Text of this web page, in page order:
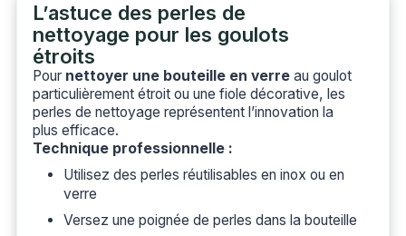
L’astuce des perles de
nettoyage pour les goulots
étroits
Pour nettoyer une bouteille en verreau goulot
particulièrement étroit ou une fiole décorative, les
perles de nettoyage représentent l’innovation la
plus efficace.
Technique professionnelle :
Utilisez des perles réutilisables en inox ou en
verre
Versez une poignée de perles dans la bouteille